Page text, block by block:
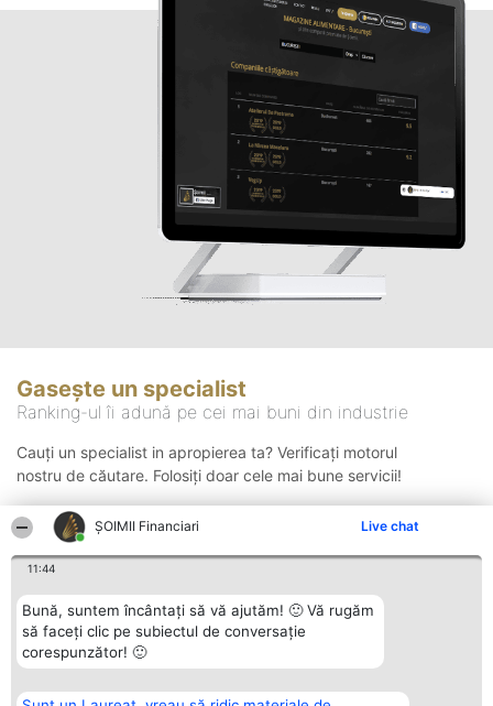
ȘOIMII Financiari Live chat
11:44
Bună, suntem încântați să vă ajutăm! 🙂 Vă rugăm
să faceți clic pe subiectul de conversație
corespunzător! 🙂
Gasește un specialist
Ranking-ul îi adună pe cei mai buni din industrie
Cauți un specialist in apropierea ta? Verificați motorul
nostru de căutare. Folosiți doar cele mai bune servicii!